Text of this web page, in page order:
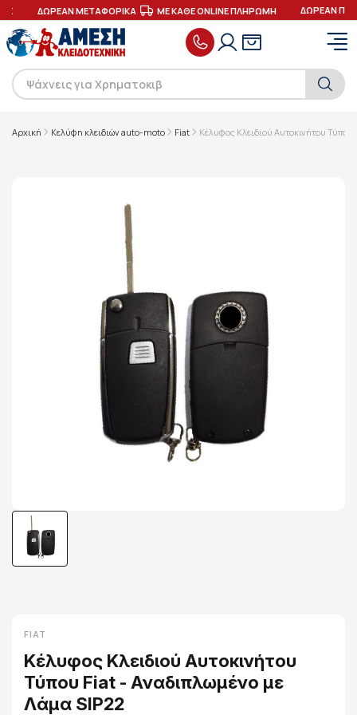
ΔΩΡΕΑΝ ΜΕΤΑΦΟΡΙΚΑ ΜΕ ΚΑΘΕ ONLINE ΠΛΗΡΩΜΗ ΔΩΡΕΑΝ
Αρχική Κελύφη κλειδιών auto-moto Fiat Κέλυφος Κλειδιού Αυτοκινήτου
FIAT
Κέλυφος Κλειδιού Αυτοκινήτου
Τύπου Fiat - Αναδιπλωμένο με
Λάμα SIP22